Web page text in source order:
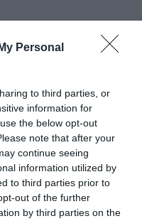
Personal
to third parties, or
information for
the below opt-out
note that after your
continue seeing
information utilized by
to third parties prior to
out of the further
by third parties on the
έσωσαν οι
στοGoogle News
τις ειδήσεις